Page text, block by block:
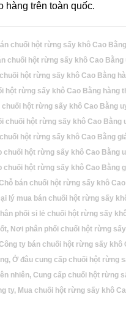
hàng trên toàn quốc.
chuối hột rừng sấy khô Cao
chuối hột rừng sấy khô Cao Bằng
hột rừng sấy khô Cao Bằng
hột rừng sấy khô Cao Bằng hàng
chuối hột rừng sấy khô Cao Bằng
chuối hột rừng sấy khô Cao Bằng
hột rừng sấy khô Cao Bằng
chuối hột rừng sấy khô Cao Bằng
chuối hột rừng sấy khô Cao Bằng
bán chuối hột rừng sấy khô
lý mua bán chuối hột rừng sấy
phối sỉ lẻ chuối hột rừng sấy
Nơi phân phối chuối hột rừng
ty bán chuối hột rừng sấy khô
Ở đâu cung cấp chuối hột rừng
nhiên, Cung cấp chuối hột rừng
ty, Mua chuối hột rừng sấy khô